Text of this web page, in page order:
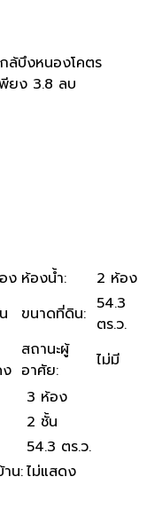
พฤกษารา
ล้บึงหนองโคตร
ยง 3.8 ลบ
ง ห้องน้ำ:
2 ห้อง
ขนาดที่ดิน: 54.3
ตร.ว.
สถานะผู้
อาศัย:
ไม่มี
3 ห้อง
2 ชั้น
54.3 ตร.ว.
น:ไม่แสดง